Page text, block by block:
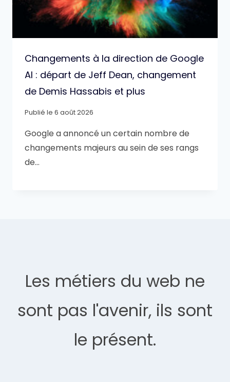
Changements à la direction de Google
AI : départ de Jeff Dean, changement
de Demis Hassabis et plus
Publié le 6 août 2026
Google a annoncé un certain nombre de
changements majeurs au sein de ses rangs
de…
Les métiers du web ne
sont pas l'avenir, ils sont
le présent.